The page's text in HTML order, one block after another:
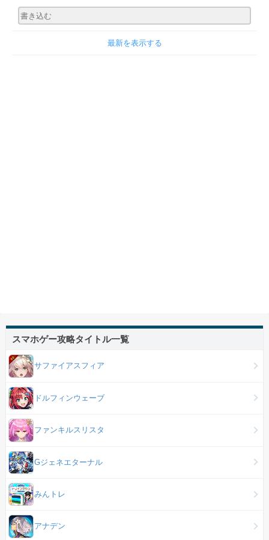
最新を表示する
スマホゲー攻略タイトル一覧
サファイアスフィア
ドルフィンウェーブ
ファンキルスリスタ
Gジェネエターナル
みんトレ
アナデン